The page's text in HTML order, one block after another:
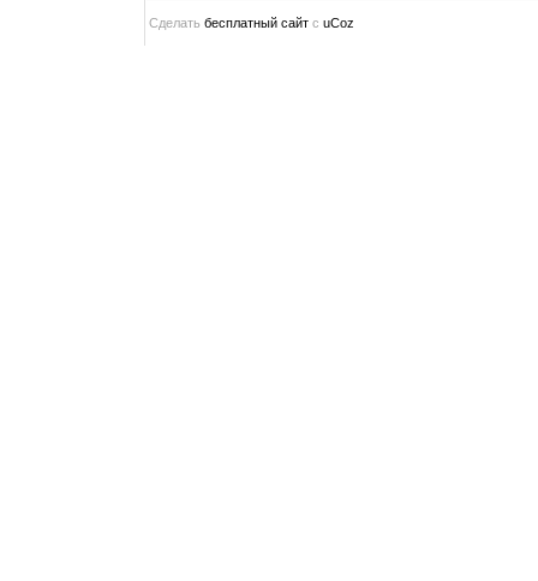
Сделать бесплатный сайт с uCoz